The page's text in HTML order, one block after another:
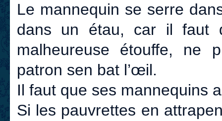
Le mannequin se serre
dans un étau, car il faut
malheureuse étouffe, ne
patron sen bat l’œil.
Il faut que ses mannequins
Si les pauvrettes en